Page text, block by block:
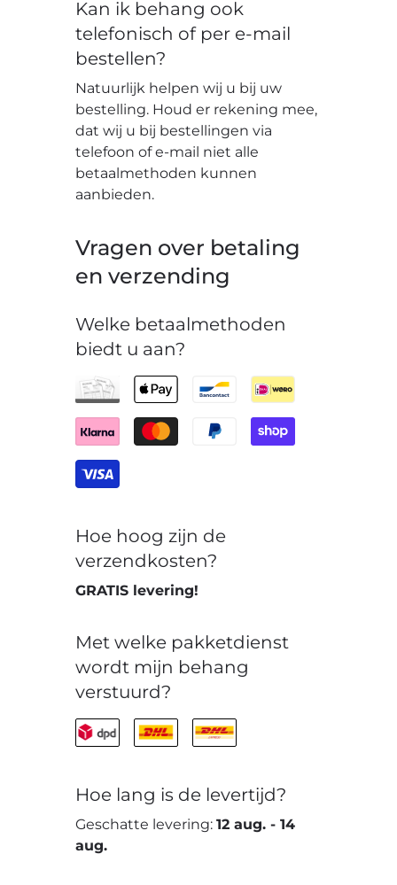
Kan ik behang ook
telefonisch of per e-mail
bestellen?
Natuurlijk helpen wij u bij uw
bestelling. Houd er rekening mee,
dat wij u bij bestellingen via
telefoon of e-mail niet alle
betaalmethoden kunnen
aanbieden.
Vragen over betaling
en verzending
Welke betaalmethoden
biedt u aan?
Hoe hoog zijn de
verzendkosten?
GRATIS levering!
Met welke pakketdienst
wordt mijn behang
verstuurd?
Hoe lang is de levertijd?
Geschatte levering:12 aug. -14
aug.